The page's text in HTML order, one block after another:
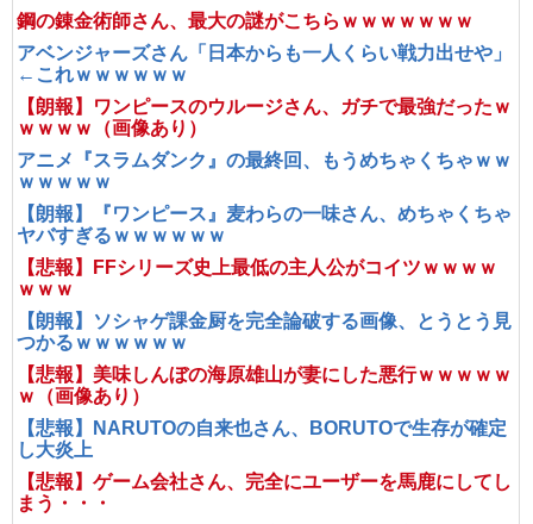
鋼の錬金術師さん、最大の謎がこちらｗｗｗｗｗｗｗ
アベンジャーズさん「日本からも一人くらい戦力出せや」
←これｗｗｗｗｗｗ
【朗報】ワンピースのウルージさん、ガチで最強だったｗ
ｗｗｗｗ（画像あり）
アニメ『スラムダンク』の最終回、もうめちゃくちゃｗｗ
ｗｗｗｗｗ
【朗報】『ワンピース』麦わらの一味さん、めちゃくちゃ
ヤバすぎるｗｗｗｗｗｗ
【悲報】FFシリーズ史上最低の主人公がコイツｗｗｗｗ
ｗｗｗ
【朗報】ソシャゲ課金厨を完全論破する画像、とうとう見
つかるｗｗｗｗｗｗ
【悲報】美味しんぼの海原雄山が妻にした悪行ｗｗｗｗｗ
ｗ（画像あり）
【悲報】NARUTOの自来也さん、BORUTOで生存が確定
し大炎上
【悲報】ゲーム会社さん、完全にユーザーを馬鹿にしてし
まう・・・